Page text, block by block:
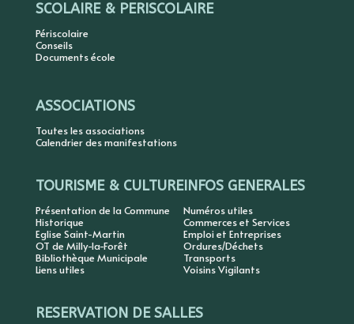
SCOLAIRE & PERISCOLAIRE
Périscolaire
Conseils
Documents école
ASSOCIATIONS
Toutes les associations
Calendrier des manifestations
TOURISME & CULTURE
Présentation de la Commune
Historique
Eglise Saint-Martin
OT de Milly-la-Forêt
Bibliothèque Municipale
Liens utiles
INFOS GENERALES
Numéros utiles
Commerces et Services
Emploi et Entreprises
Ordures/Déchets
Transports
Voisins Vigilants
RESERVATION DE SALLES